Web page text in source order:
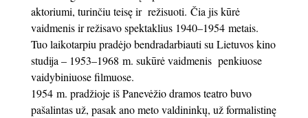
aktoriumi, turinčiu teisę ir režisuoti. Čia jis kūrė
vaidmenis ir režisavo spektaklius 1940–1954 metais.
Tuo laikotarpiu pradėjo bendradarbiauti su Lietuvos kino
studija – 1953–1968 m. sukūrė vaidmenis penkiuose
vaidybiniuose filmuose.
1954 m. pradžioje iš Panevėžio dramos teatro buvo
pašalintas už, pasak ano meto valdininkų, už formalistinę